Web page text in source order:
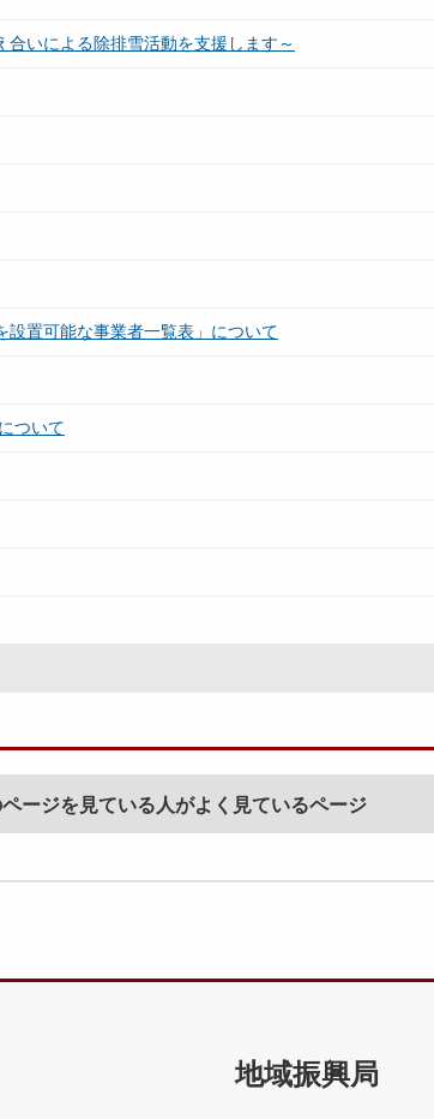
いによる除排雪活動を支援します～
置可能な事業者一覧表」について
ついて
ページを見ている人がよく見ているページ
地域振興局